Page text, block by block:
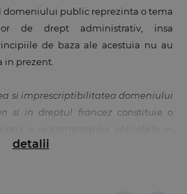
public reprezinta o tema
de drept administrativ, insa
de baza ale acestuia nu au
in prezent.
si imprescriptibilitatea domeniului
si in dreptul francezconstituie o
la baza teza de doctorat intitulata
detalii